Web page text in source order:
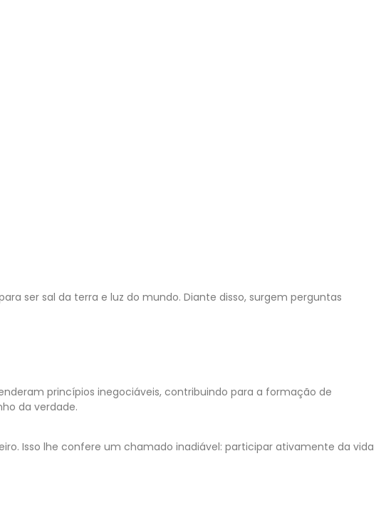
ser sal da terra e luz do mundo. Diante disso, surgem perguntas
princípios inegociáveis, contribuindo para a formação de
da verdade.
Isso lhe confere um chamado inadiável: participar ativamente da vida